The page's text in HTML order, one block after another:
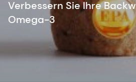
Verbessern Sie Ihre
Omega-3